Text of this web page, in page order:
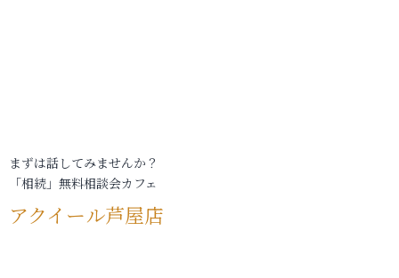
まずは話してみませんか？
「相続」無料相談会カフェ
アクイール芦屋店